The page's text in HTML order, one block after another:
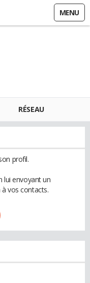
MENU
RÉSEAU
profil.
lui envoyant un
vos contacts.